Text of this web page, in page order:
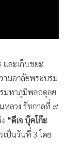
และเก็บขยะ
ามอาลัยพระบรม
มหาภูมิพลอดุลย
หลวง รัชกาลที่ ๙
“ดีเจ บุ๊คโก๊ะ
เป็นวันที่ 3 โดย